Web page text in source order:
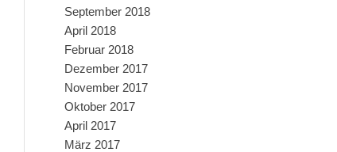
September 2018
April 2018
Februar 2018
Dezember 2017
November 2017
Oktober 2017
April 2017
März 2017